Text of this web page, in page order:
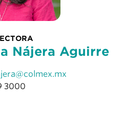
Nájera Aguirre
3000